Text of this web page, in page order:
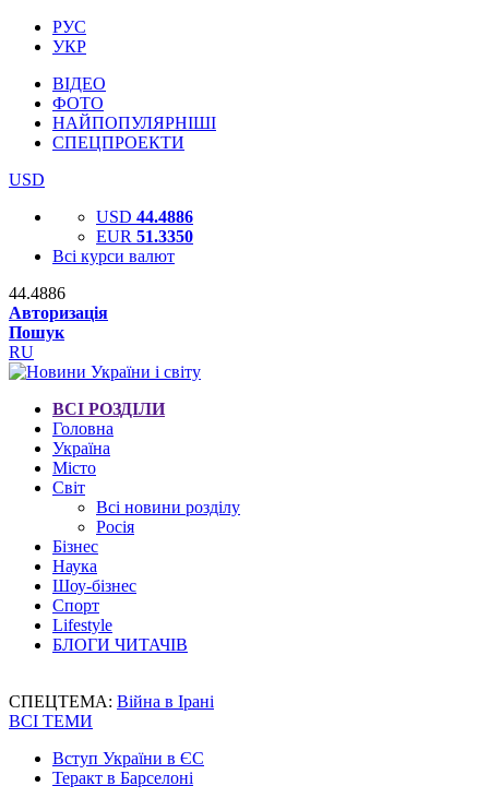
РУС
УКР
ВІДЕО
ФОТО
НАЙПОПУЛЯРНІШІ
СПЕЦПРОЕКТИ
USD
USD 44.4886
EUR 51.3350
Всі курси валют
44.4886
Авторизація
Пошук
RU
ВСІ РОЗДІЛИ
Головна
Україна
Місто
Світ
Всі новини розділу
Росія
Бізнес
Наука
Шоу-бізнес
Спорт
Lifestyle
БЛОГИ ЧИТАЧІВ
СПЕЦТЕМА: Війна в Ірані
ВСІ ТЕМИ
Вступ України в ЄС
Теракт в Барселоні